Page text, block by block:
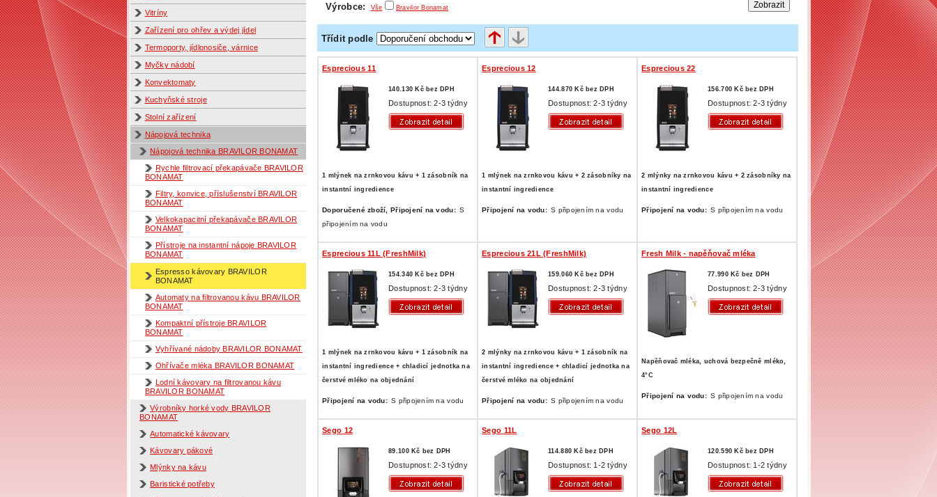
Vitríny
Zařízení pro ohřev a výdej jídel
Termoporty, jídlonosiče, várnice
Myčky nádobí
Konvektomaty
Kuchyňské stroje
Stolní zařízení
Nápojová technika
Nápojová technika BRAVILOR BONAMAT
Rychle filtrovací překapávače BRAVILOR
BONAMAT
Filtry, konvice, příslušenství BRAVILOR
BONAMAT
Velkokapacitní překapávače BRAVILOR
BONAMAT
Přístroje na instantní nápoje BRAVILOR
BONAMAT
Espresso kávovary BRAVILOR
BONAMAT
Automaty na filtrovanou kávu BRAVILOR
BONAMAT
Kompaktní přístroje BRAVILOR
BONAMAT
Vyhřívané nádoby BRAVILOR BONAMAT
Ohřívače mléka BRAVILOR BONAMAT
Lodní kávovary na filtrovanou kávu
BRAVILOR BONAMAT
Výrobníky horké vody BRAVILOR
BONAMAT
Automatické kávovary
Kávovary pákové
Mlýnky na kávu
Baristické potřeby
Výrobce: Vše Bravilor Bonamat
Třídit podle
Esprecious 11
140.130 Kč bez DPH
Dostupnost: 2-3 týdny
1 mlýnek na zrnkovou kávu + 1 zásobník na
instantní ingredience
Doporučené zboží, Připojení na vodu: S
připojením na vodu
Esprecious 12
144.870 Kč bez DPH
Dostupnost: 2-3 týdny
1 mlýnek na zrnkovou kávu + 2 zásobníky na
instantní ingredience
Připojení na vodu: S připojením na vodu
Esprecious 22
156.700 Kč bez DPH
Dostupnost: 2-3 týdny
2 mlýnky na zrnkovou kávu + 2 zásobníky na
instantní ingredience
Připojení na vodu: S připojením na vodu
Esprecious 11L (FreshMilk)
154.340 Kč bez DPH
Dostupnost: 2-3 týdny
1 mlýnek na zrnkovou kávu + 1 zásobník na
instantní ingredience + chladicí jednotka na
čerstvé mléko na objednání
Připojení na vodu: S připojením na vodu
Esprecious 21L (FreshMilk)
159.060 Kč bez DPH
Dostupnost: 2-3 týdny
2 mlýnky na zrnkovou kávu + 1 zásobník na
instantní ingredience + chladicí jednotka na
čerstvé mléko na objednání
Připojení na vodu: S připojením na vodu
Fresh Milk - napěňovač mléka
77.990 Kč bez DPH
Dostupnost: 2-3 týdny
Napěňovač mléka, uchová bezpečně mléko,
4°C
Připojení na vodu: S připojením na vodu
Sego 12
89.100 Kč bez DPH
Dostupnost: 2-3 týdny
Sego 11L
114.880 Kč bez DPH
Dostupnost: 1-2 týdny
Sego 12L
120.590 Kč bez DPH
Dostupnost: 1-2 týdny